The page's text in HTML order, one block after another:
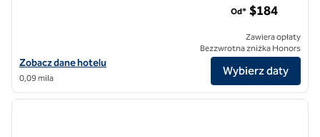
Zobacz szczegóły hotelu Tempo by Hilton New York Times Square
Zobacz dane hotelu
0,09 mila
Od* $184
Zawiera opłaty
Bezzwrotna zniżka Honors
Wybierz daty
1/13
1 z 13